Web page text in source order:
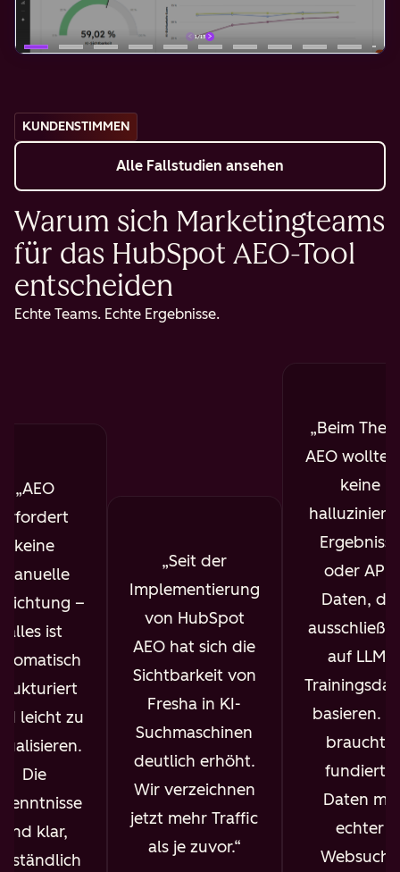
KUNDENSTIMMEN
Alle Fallstudien ansehen
Warum sich Marketingteams
für das HubSpot AEO-Tool
entscheiden
Echte Teams. Echte Ergebnisse.
AEO
erfordert
keine
manuelle
–
alles ist
leicht zu
Die
sind klar,
Seit der
Implementierung
von HubSpot
AEO hat sich die
Sichtbarkeit von
Fresha in KI-
Suchmaschinen
deutlich erhöht.
Wir verzeichnen
jetzt mehr Traffic
als je zuvor.
Beim
AEO wollte
keine
Ergebnisse
oder API-
Daten, die
auf LLM-
basieren.
brauchte
fundierte
Daten mit
echter
Websuche